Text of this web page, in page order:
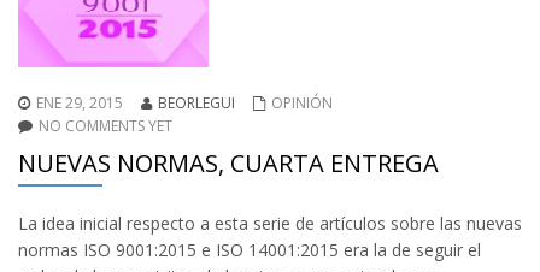
ENE 29, 2015 BEORLEGUI
OPINIÓN
NO COMMENTS YET
NUEVAS NORMAS, CUARTA ENTREGA
La idea inicial respecto a esta serie de artículos sobre las nuevas
normas ISO 9001:2015 e ISO 14001:2015 era la de seguir el